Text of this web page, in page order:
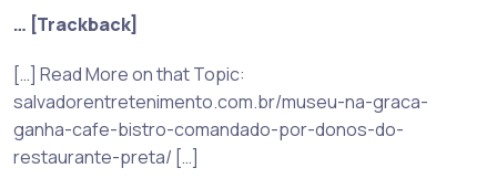
… [Trackback]
[…] Read More on that Topic:
salvadorentretenimento.com.br/museu-na-graca-
ganha-cafe-bistro-comandado-por-donos-do-
restaurante-preta/ […]